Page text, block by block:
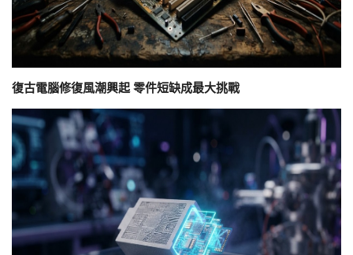
復古電腦修復風潮興起 零件短缺成最大挑戰